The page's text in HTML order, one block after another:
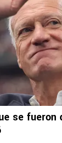
se